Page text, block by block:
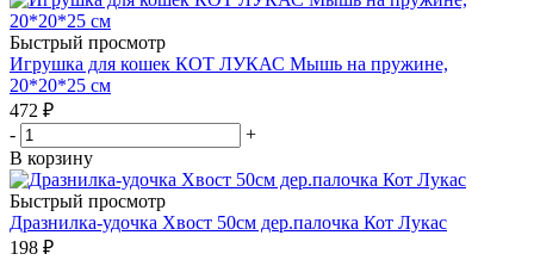
Быстрый просмотр
Игрушка для кошек КОТ ЛУКАС Мышь на пружине,
20*20*25 см
472 ₽
-
+
В корзину
Быстрый просмотр
Дразнилка-удочка Хвост 50см дер.палочка Кот Лукас
198 ₽